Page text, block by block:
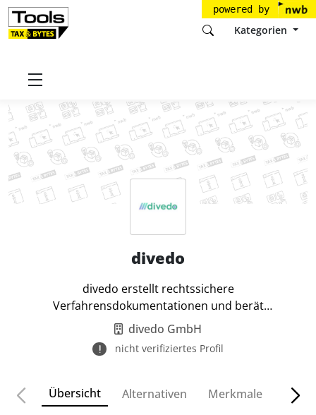
powered by
Kategorien
Startseite
divedo
divedo erstellt rechtssichere
Verfahrensdokumentationen und berät
Unternehmen zur Digitalisierung.
divedo GmbH
nicht verifiziertes Profil
Übersicht Alternativen Merkmale